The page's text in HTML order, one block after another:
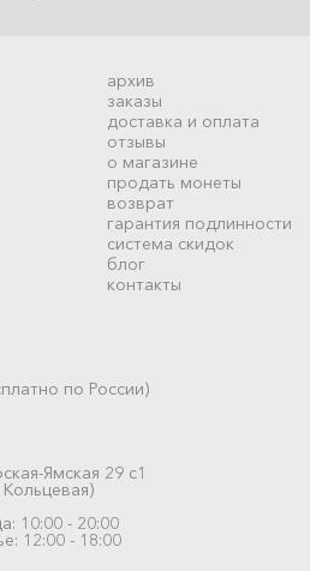
архив
заказы
доставка и оплата
отзывы
о магазине
продать монеты
возврат
гарантия подлинности
система скидок
блог
контакты
по России)
Ямская 29 с1
10:00 - 20:00
12:00 - 18:00